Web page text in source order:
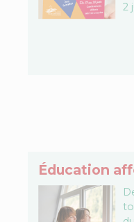
2
Éducation